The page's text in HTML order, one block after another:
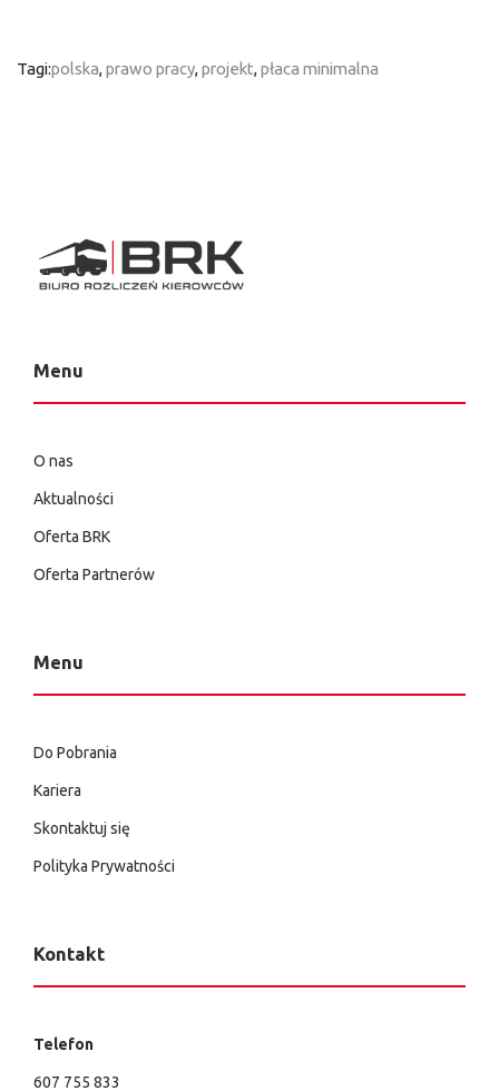
Tagi:polska,prawo pracy,projekt,płaca minimalna
Menu
O nas
Aktualności
Oferta BRK
Oferta Partnerów
Menu
Do Pobrania
Kariera
Skontaktuj się
Polityka Prywatności
Kontakt
Telefon
607 755 833